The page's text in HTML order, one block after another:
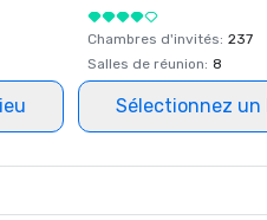
Chambres d'invités: 237
Salles de réunion: 8
Sélectionnez un